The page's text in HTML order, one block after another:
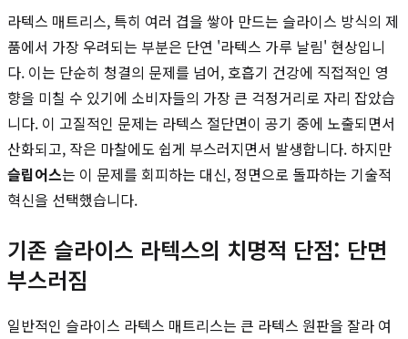
라텍스 매트리스, 특히 여러 겹을 쌓아 만드는 슬라이스 방식의 제
품에서 가장 우려되는 부분은 단연 '라텍스 가루 날림' 현상입니
다. 이는 단순히 청결의 문제를 넘어, 호흡기 건강에 직접적인 영
향을 미칠 수 있기에 소비자들의 가장 큰 걱정거리로 자리 잡았습
니다. 이 고질적인 문제는 라텍스 절단면이 공기 중에 노출되면서
산화되고, 작은 마찰에도 쉽게 부스러지면서 발생합니다. 하지만
슬립어스는 이 문제를 회피하는 대신, 정면으로 돌파하는 기술적
혁신을 선택했습니다.
기존 슬라이스 라텍스의 치명적 단점: 단면
부스러짐
일반적인 슬라이스 라텍스 매트리스는 큰 라텍스 원판을 잘라 여